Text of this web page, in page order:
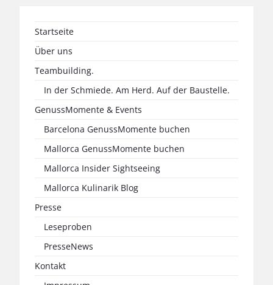
Startseite
Über uns
Teambuilding.
In der Schmiede. Am Herd. Auf der Baustelle.
GenussMomente & Events
Barcelona GenussMomente buchen
Mallorca GenussMomente buchen
Mallorca Insider Sightseeing
Mallorca Kulinarik Blog
Presse
Leseproben
PresseNews
Kontakt